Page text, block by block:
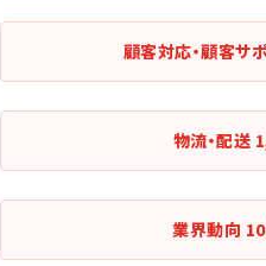
顧客対応・顧客サ
物流・配送
業界動向